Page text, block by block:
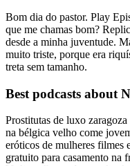
Bom dia do pastor. Play
que me chamas bom?
desde a minha juventude.
muito triste, porque era
treta sem tamanho.
Best podcasts about
Prostitutas de luxo
na bélgica velho come
eróticos de mulheres filmes
gratuito para casamento na